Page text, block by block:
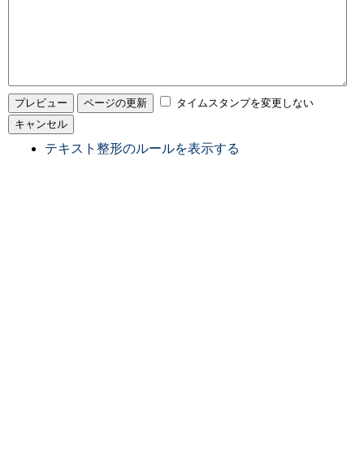
タイムスタンプを変更しない
テキスト整形のルールを表示する